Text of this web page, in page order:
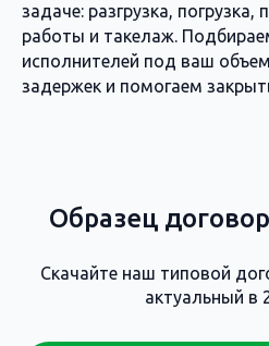
задаче: разгрузка, погрузка,
работы и такелаж.
исполнителей под ваш
задержек и помогаем
Образец
Скачайте наш типовой
актуальный в